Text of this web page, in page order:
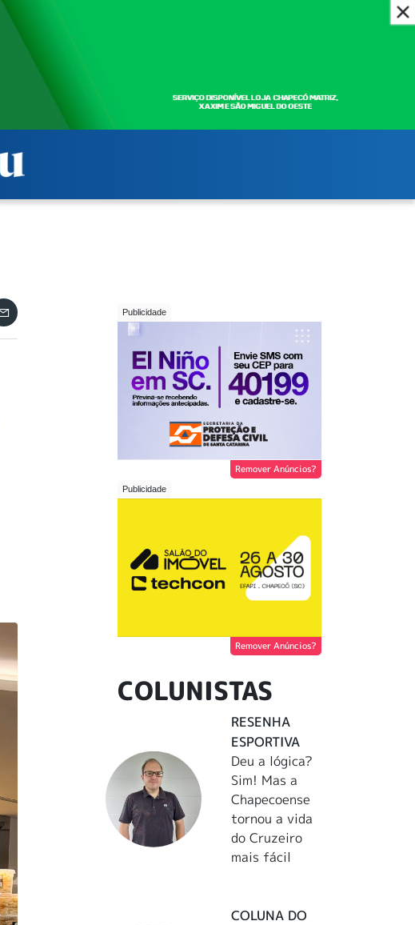
Remover Anúncios?
Remover Anúncios?
COLUNISTAS
RESENHA
ESPORTIVA
Deu a lógica?
Sim! Mas a
Chapecoense
tornou a vida
do Cruzeiro
mais fácil
COLUNA DO